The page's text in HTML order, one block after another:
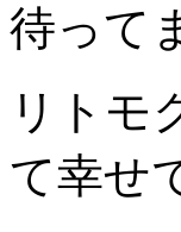
待って
リトモ
て幸せ